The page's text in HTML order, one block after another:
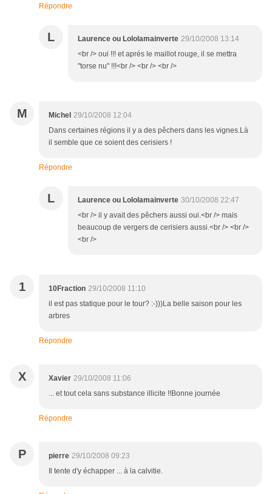
Répondre
L Laurence ou Lololamainverte 29/10/2008 13:14
<br /> oui !!! et aprés le maillot rouge, il se mettra
"torse nu" !!!<br /> <br /> <br />
M Michel 29/10/2008 12:04
Dans certaines régions il y a des pêchers dans les vignes.Là
il semble que ce soient des cerisiers !
Répondre
L Laurence ou Lololamainverte 30/10/2008 22:47
<br /> il y avait des pêchers aussi oui.<br /> mais
beaucoup de vergers de cerisiers aussi.<br /> <br />
<br />
1 10Fraction 29/10/2008 11:10
il est pas statique pour le tour? :-)))La belle saison pour les
arbres
Répondre
X Xavier 29/10/2008 11:06
... et tout cela sans substance illicite !!Bonne journée
Répondre
P pierre 29/10/2008 09:23
Il tente d'y échapper ... à la calvitie.